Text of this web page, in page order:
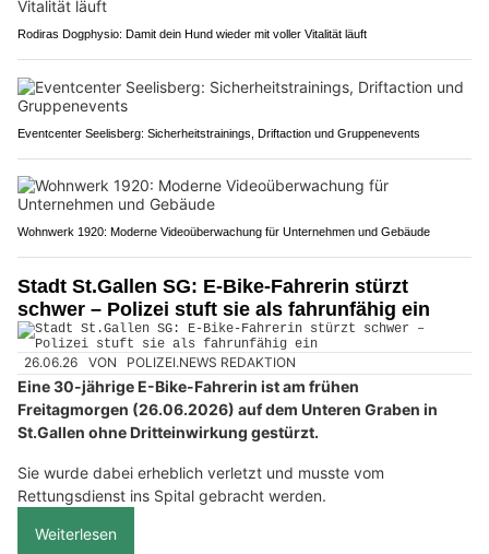
Rodiras Dogphysio: Damit dein Hund wieder mit voller Vitalität läuft
Eventcenter Seelisberg: Sicherheitstrainings, Driftaction und Gruppenevents
Wohnwerk 1920: Moderne Videoüberwachung für Unternehmen und Gebäude
Stadt St.Gallen SG: E-Bike-Fahrerin stürzt
schwer – Polizei stuft sie als fahrunfähig ein
26.06.26 VON POLIZEI.NEWS REDAKTION
Eine 30-jährige E-Bike-Fahrerin ist am frühen
Freitagmorgen (26.06.2026) auf dem Unteren Graben in
St.Gallen ohne Dritteinwirkung gestürzt.
Sie wurde dabei erheblich verletzt und musste vom
Rettungsdienst ins Spital gebracht werden.
Weiterlesen